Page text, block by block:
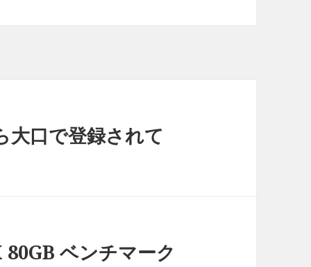
大口で登録されて
ベンチマーク